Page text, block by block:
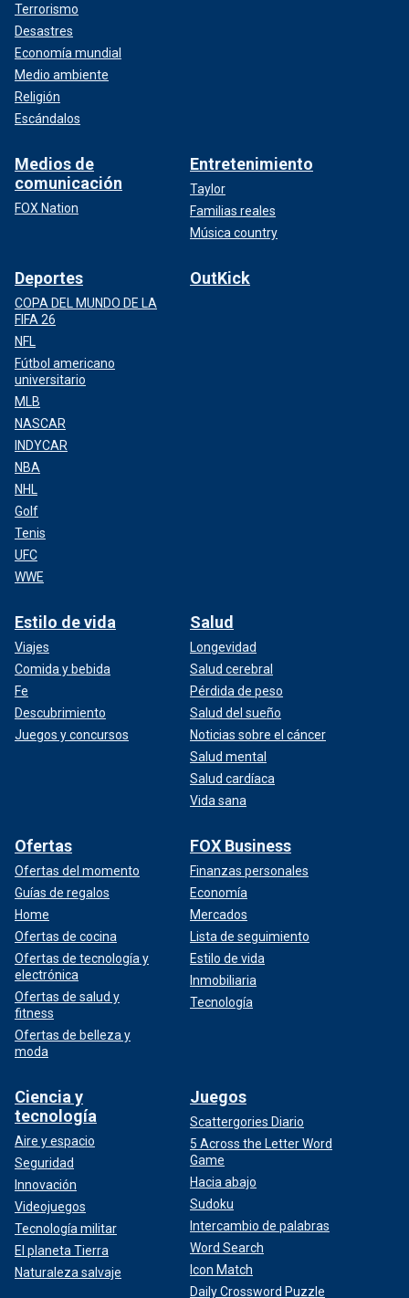
Terrorismo
Desastres
Economía mundial
Medio ambiente
Religión
Escándalos
Medios de
comunicación
FOX Nation
Entretenimiento
Taylor
Familias reales
Música country
Deportes
COPA DEL MUNDO DE LA
FIFA 26
NFL
Fútbol americano
universitario
MLB
NASCAR
INDYCAR
NBA
NHL
Golf
Tenis
UFC
WWE
OutKick
Estilo de vida
Viajes
Comida y bebida
Fe
Descubrimiento
Juegos y concursos
Salud
Longevidad
Salud cerebral
Pérdida de peso
Salud del sueño
Noticias sobre el cáncer
Salud mental
Salud cardíaca
Vida sana
Ofertas
Ofertas del momento
Guías de regalos
Home
Ofertas de cocina
Ofertas de tecnología y
electrónica
Ofertas de salud y
fitness
Ofertas de belleza y
moda
FOX Business
Finanzas personales
Economía
Mercados
Lista de seguimiento
Estilo de vida
Inmobiliaria
Tecnología
Ciencia y
tecnología
Aire y espacio
Seguridad
Innovación
Videojuegos
Tecnología militar
El planeta Tierra
Naturaleza salvaje
Juegos
Scattergories Diario
5 Across the Letter Word
Game
Hacia abajo
Sudoku
Intercambio de palabras
Word Search
Icon Match
Daily Crossword Puzzle